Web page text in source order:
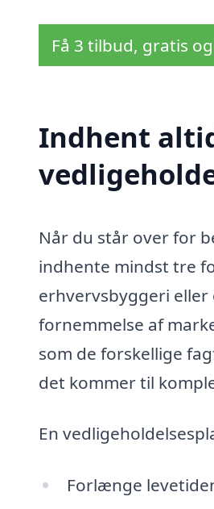
Få 3 tilbud, gratis
Indhent
Når du står over for
indhente mindst tre
erhvervsbyggeri
fornemmelse af
som de forskellige
det kommer til
En
Forlænge